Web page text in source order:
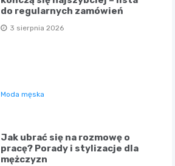
do regularnych zamówień
3 sierpnia 2026
Moda męska
Jak ubrać się na rozmowę o
pracę? Porady i stylizacje dla
mężczyzn